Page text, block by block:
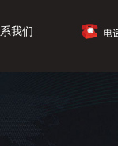
我们